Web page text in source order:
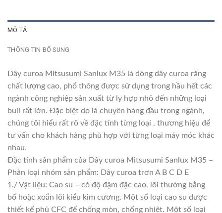
MÔ TẢ
THÔNG TIN BỔ SUNG
Dây curoa Mitsusumi Sanlux M35 là dòng dây curoa răng
chất lượng cao, phổ thông được sử dụng trong hầu hết các
ngành công nghiệp sản xuất từ ly hợp nhỏ đến những loại
buli rất lớn. Đặc biệt do là chuyên hàng đầu trong ngành,
chúng tôi hiểu rất rõ về đặc tính từng loại , thương hiệu để
tư vấn cho khách hàng phù hợp với từng loại máy móc khác
nhau.
Đặc tính sản phẩm của Dây curoa Mitsusumi Sanlux M35 –
Phân loại nhóm sản phẩm: Dây curoa trơn A B C D E
1./ Vật liệu: Cao su – có độ đậm đặc cao, lõi thường bằng
bố hoặc xoắn lõi kiểu kim cương. Một số loại cao su được
thiết kế phủ CFC để chống mòn, chống nhiệt. Một số loại